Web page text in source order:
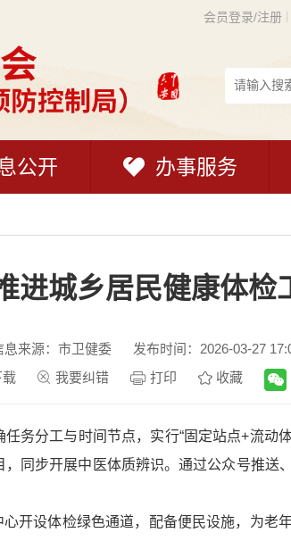
会员登录/注册
公开 办事服务
进城乡居民健康体检
息来源：市卫健委
发布时间：2026-03-27
载 我要纠错 打印 收藏
务分工与时间节点，实行“固定站点+流动
同步开展中医体质辨识。通过公众号推送
开设体检绿色通道，配备便民设施，为老